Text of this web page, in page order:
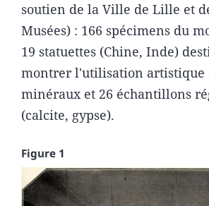
soutien de la Ville de Lille et
Musées) : 166 spécimens du
19 statuettes (Chine, Inde)
montrer l'utilisation artistique
minéraux et 26 échantillons
(calcite, gypse).
Figure 1